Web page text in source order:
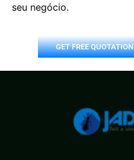
seu negócio.
GET FREE QUOTATION